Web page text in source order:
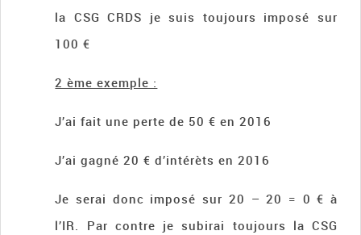
la CSG CRDS je suis toujours imposé sur
100 €
2 ème exemple :
J’ai fait une perte de 50 € en 2016
J’ai gagné 20 € d’intérèts en 2016
Je serai donc imposé sur 20 – 20 = 0 € à
l’IR. Par contre je subirai toujours la CSG